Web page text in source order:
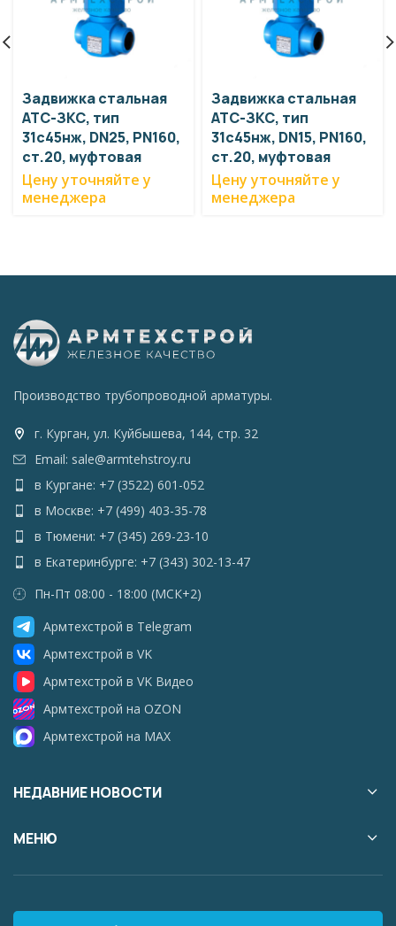
Задвижка стальная
АТС-ЗКС, тип
31с45нж, DN25, PN160,
ст.20, муфтовая
Цену уточняйте у
менеджера
Задвижка стальная
АТС-ЗКС, тип
31с45нж, DN15, PN160,
ст.20, муфтовая
Цену уточняйте у
менеджера
Производство трубопроводной арматуры.
г. Курган, ул. Куйбышева, 144, стр. 32
Email: sale@armtehstroy.ru
в Кургане: +7 (3522) 601-052
в Москве: +7 (499) 403-35-78
в Тюмени: +7 (345) 269-23-10
в Екатеринбурге: +7 (343) 302-13-47
Пн-Пт 08:00 - 18:00 (МСК+2)
Армтехстрой в Telegram
Армтехстрой в VK
Армтехстрой в VK Видео
Армтехстрой на OZON
Армтехстрой на MAX
НЕДАВНИЕ НОВОСТИ
МЕНЮ